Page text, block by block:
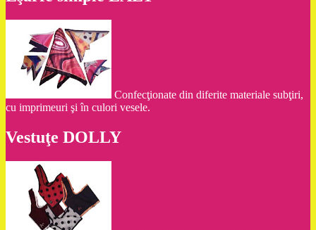
Confecţionate din diferite materiale subţiri,
cu imprimeuri şi în culori vesele.
Vestuţe DOLLY